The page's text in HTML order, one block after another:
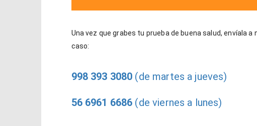
Una vez que grabes tu prueba de buena salud, envíala
caso:
998 393 3080 (de martes a jueves)
56 6961 6686 (de viernes a lunes)